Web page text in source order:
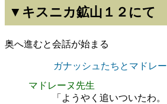
▼キスニカ鉱山１２にて
奥へ進むと会話が始まる
ガナッシュたちとマドレ
マドレーヌ先生
「ようやく追いついたわ。